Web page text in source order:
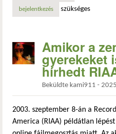
bejelentkezés szükséges
Amikor a
gyerekeket
hírhedt
Beküldte kami911 -
2003. szeptember 8-án a
America (RIAA) példátlan